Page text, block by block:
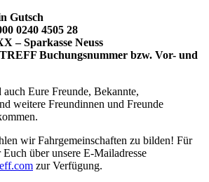
Gutsch
0240 4505 28
– Sparkasse Neuss
Buchungsnummer bzw. Vor- und
auch Eure Freunde, Bekannte,
weitere Freundinnen und Freunde
wir Fahrgemeinschaften zu bilden! Für
über unsere E-Mailadresse
zur Verfügung.